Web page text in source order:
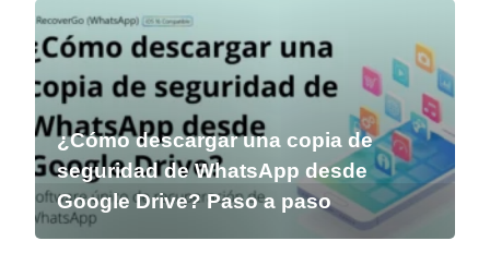
¿Cómo descargar una copia de
seguridad de WhatsApp desde
Google Drive? Paso a paso